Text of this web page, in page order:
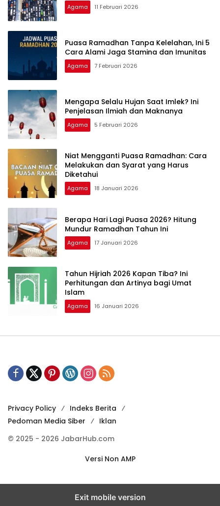
Agama 11 Februari 2026
Puasa Ramadhan Tanpa Kelelahan, Ini 5
Cara Alami Jaga Stamina dan Imunitas
Agama 7 Februari 2026
Mengapa Selalu Hujan Saat Imlek? Ini
Penjelasan Ilmiah dan Maknanya
Agama 5 Februari 2026
Niat Mengganti Puasa Ramadhan: Cara
Melakukan dan Syarat yang Harus
Diketahui
Agama 18 Januari 2026
Berapa Hari Lagi Puasa 2026? Hitung
Mundur Ramadhan Tahun Ini
Agama 17 Januari 2026
Tahun Hijriah 2026 Kapan Tiba? Ini
Perhitungan dan Artinya bagi Umat
Islam
Agama 16 Januari 2026
Privacy Policy
Indeks Berita
Pedoman Media Siber
Iklan
© 2025 - 2026 JabarHub.com
Versi Non AMP
Exit mobile version